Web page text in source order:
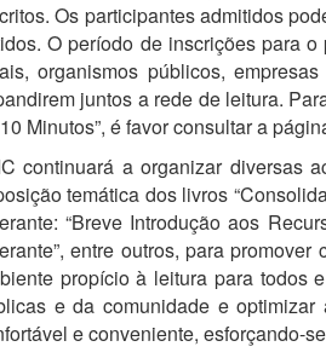
Os participantes admitidos
O período de inscrições para
organismos públicos,
juntos a rede de leitura.
Minutos”, é favor consultar a
continuará a organizar diversas
temática dos livros
“Breve Introdução aos
entre outros, para
propício à leitura para todos
e da comunidade e
e conveniente, esforçando-